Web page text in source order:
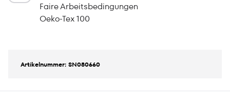
Faire Arbeitsbedingungen
Oeko-Tex 100
Artikelnummer: SN080660